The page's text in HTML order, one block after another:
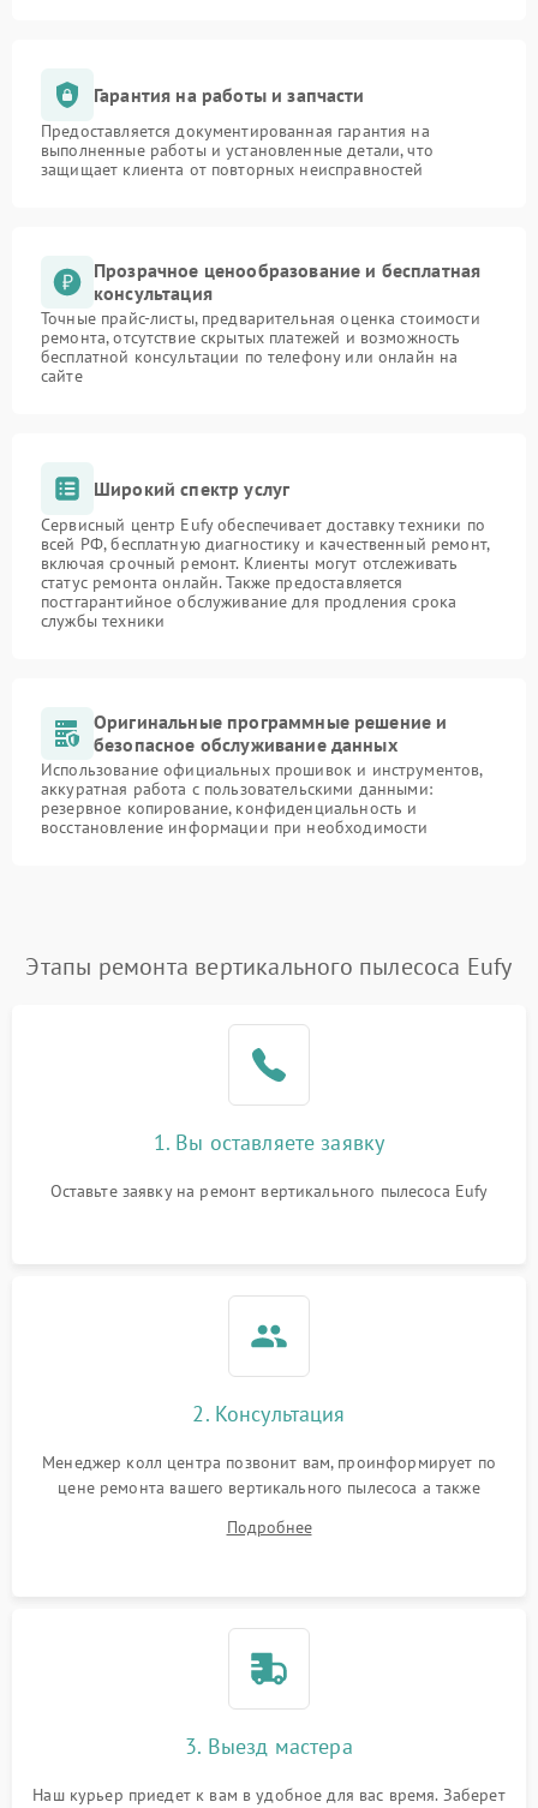
Гарантия на работы и запчасти
Предоставляется документированная гарантия на
выполненные работы и установленные детали, что
защищает клиента от повторных неисправностей
Прозрачное ценообразование и бесплатная
консультация
Точные прайс-листы, предварительная оценка стоимости
ремонта, отсутствие скрытых платежей и возможность
бесплатной консультации по телефону или онлайн на
сайте
Широкий спектр услуг
Сервисный центр Eufy обеспечивает доставку техники по
всей РФ, бесплатную диагностику и качественный ремонт,
включая срочный ремонт. Клиенты могут отслеживать
статус ремонта онлайн. Также предоставляется
постгарантийное обслуживание для продления срока
службы техники
Оригинальные программные решение и
безопасное обслуживание данных
Использование официальных прошивок и инструментов,
аккуратная работа с пользовательскими данными:
резервное копирование, конфиденциальность и
восстановление информации при необходимости
Этапы ремонта вертикального пылесоса Eufy
1. Вы оставляете заявку
Оставьте заявку на ремонт вертикального пылесоса Eufy
2. Консультация
Менеджер колл центра позвонит вам, проинформирует по
цене ремонта вашего вертикального пылесоса а также
Подробнее
3. Выезд мастера
Наш курьер приедет к вам в удобное для вас время. Заберет